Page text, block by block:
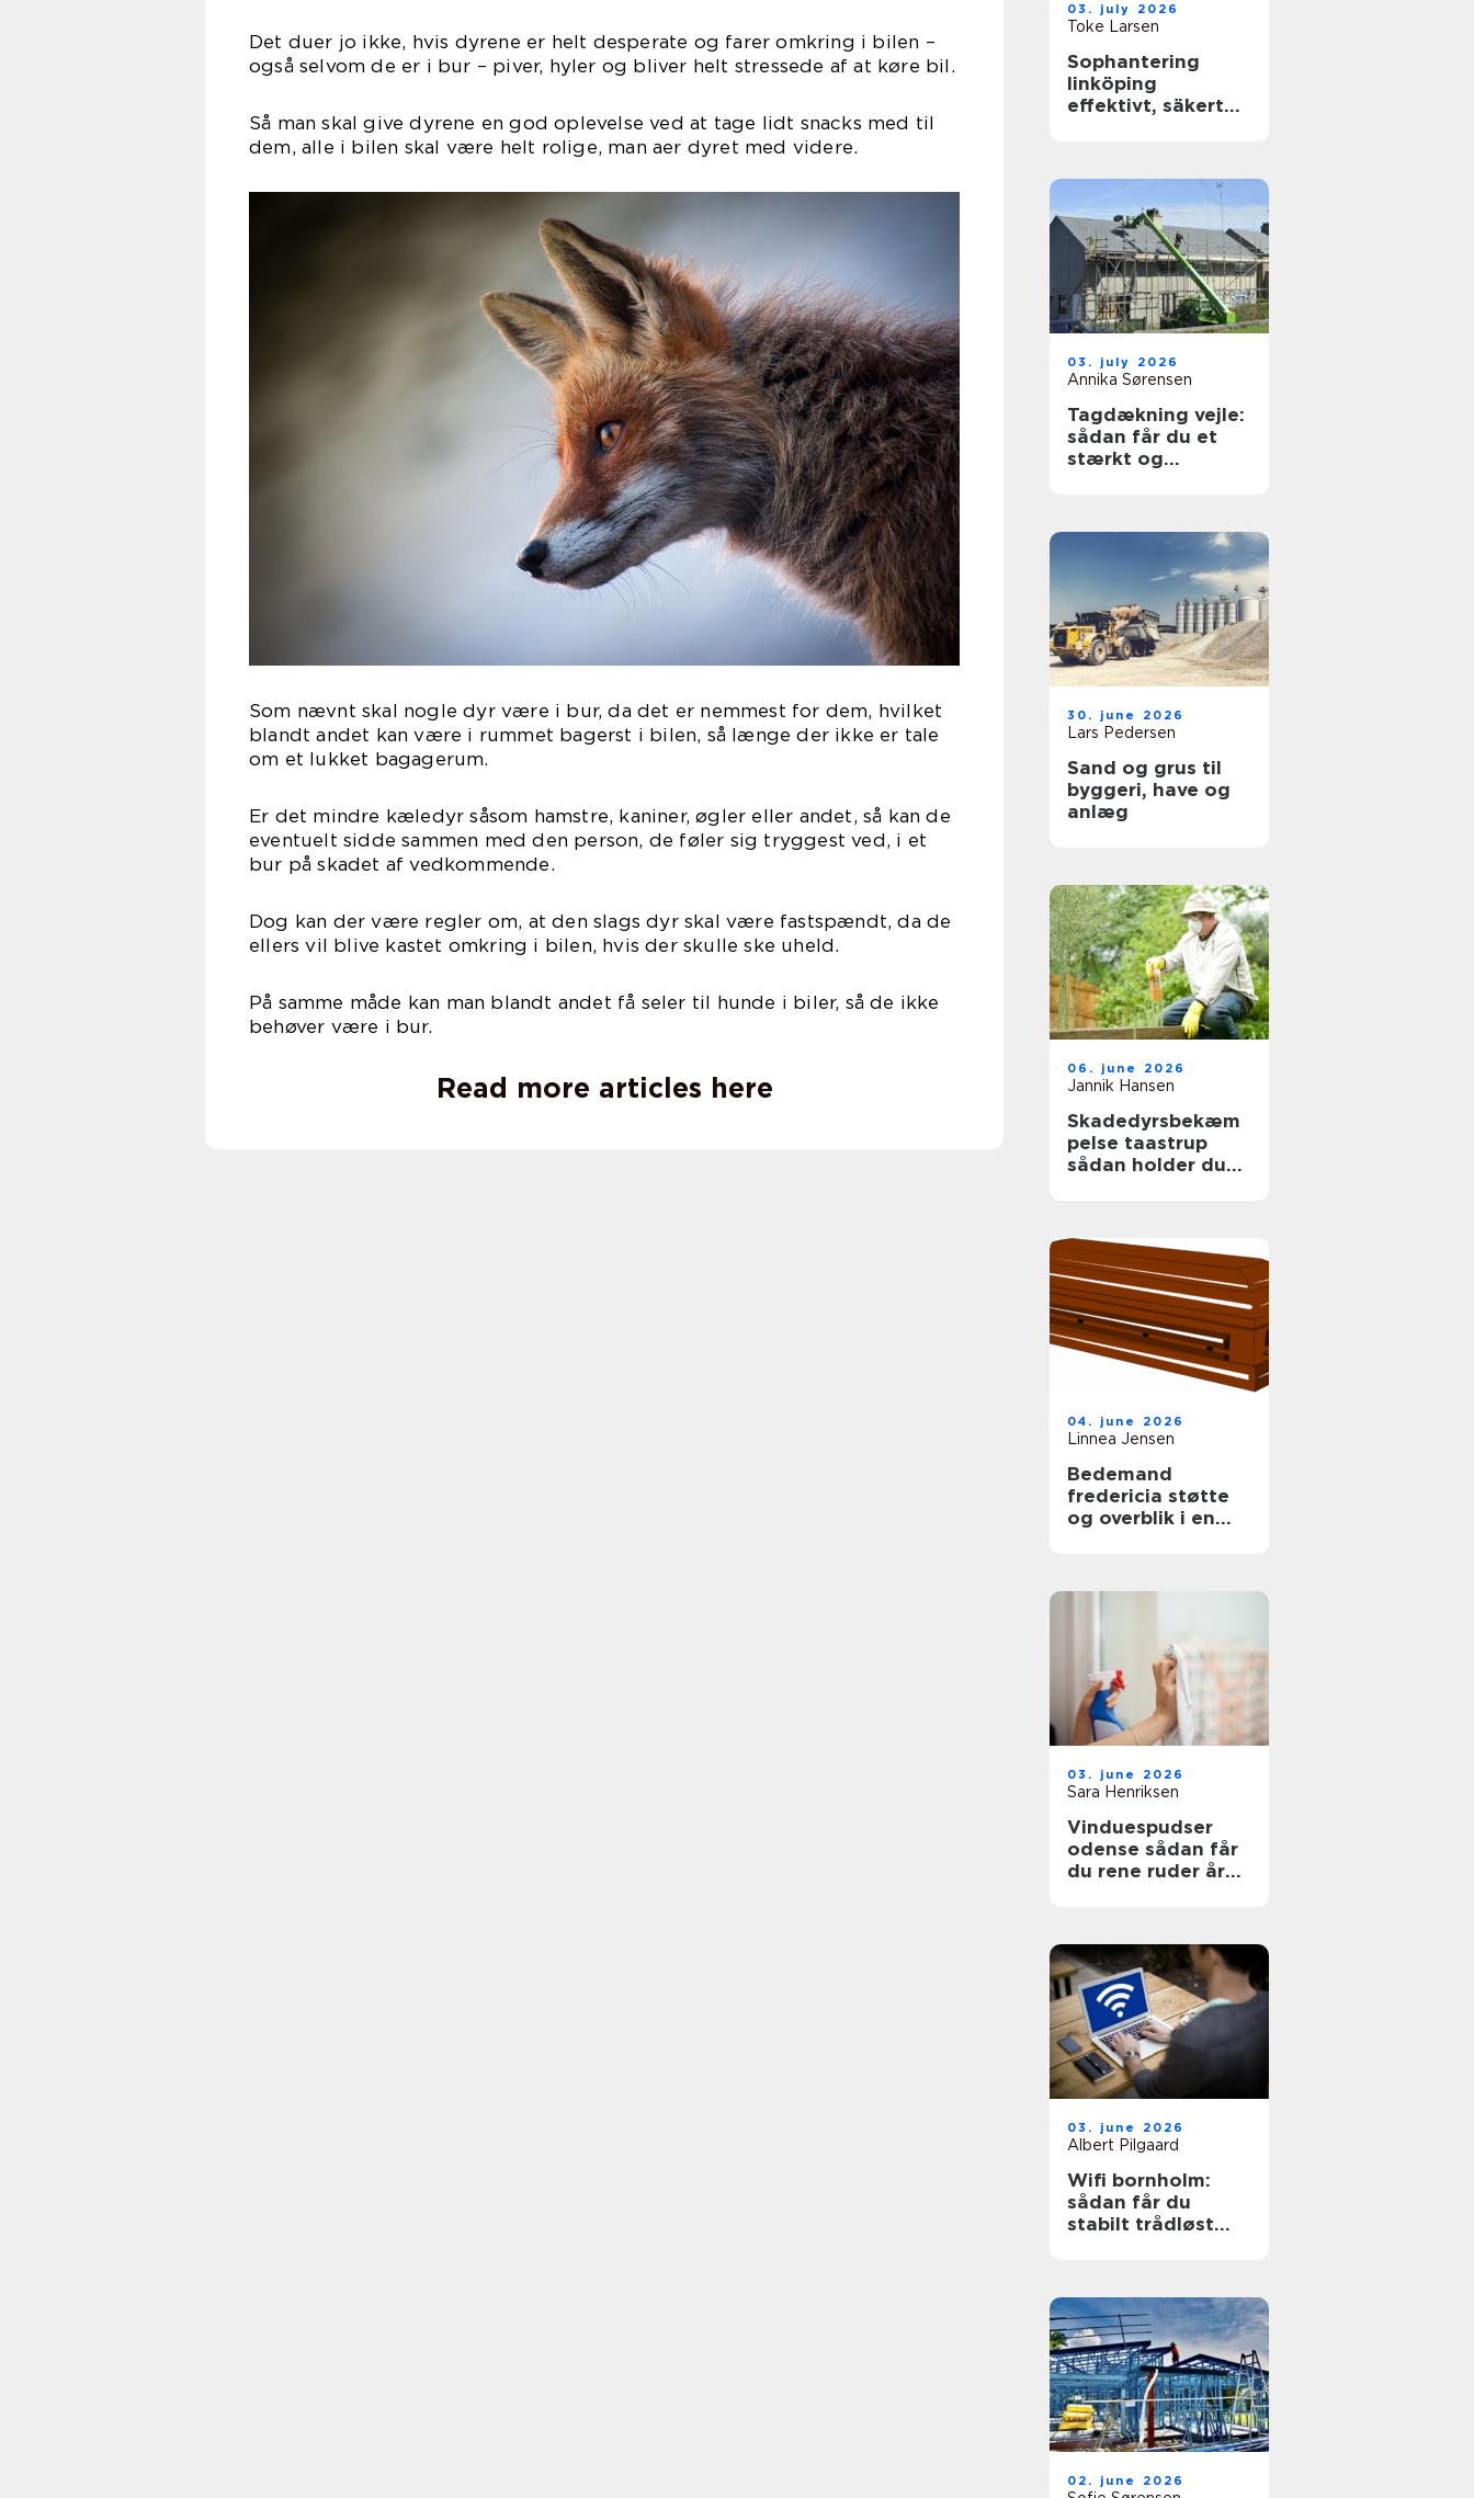
Det duer jo ikke, hvis dyrene er helt desperate og farer omkring i bilen –
også selvom de er i bur – piver, hyler og bliver helt stressede af at køre bil.
Så man skal give dyrene en god oplevelse ved at tage lidt snacks med til
dem, alle i bilen skal være helt rolige, man aer dyret med videre.
Som nævnt skal nogle dyr være i bur, da det er nemmest for dem, hvilket
blandt andet kan være i rummet bagerst i bilen, så længe der ikke er tale
om et lukket bagagerum.
Er det mindre kæledyr såsom hamstre, kaniner, øgler eller andet, så kan de
eventuelt sidde sammen med den person, de føler sig tryggest ved, i et
bur på skadet af vedkommende.
Dog kan der være regler om, at den slags dyr skal være fastspændt, da de
ellers vil blive kastet omkring i bilen, hvis der skulle ske uheld.
På samme måde kan man blandt andet få seler til hunde i biler, så de ikke
behøver være i bur.
Read more articles here
03. july 2026
Toke Larsen
Sophantering
linköping
effektivt, säkert
03. july 2026
Annika Sørensen
Tagdækning vejle:
sådan får du et
stærkt og
30. june 2026
Lars Pedersen
Sand og grus til
byggeri, have og
anlæg
06. june 2026
Jannik Hansen
Skadedyrsbekæm
pelse taastrup
sådan holder du
04. june 2026
Linnea Jensen
Bedemand
fredericia støtte
og overblik i en
03. june 2026
Sara Henriksen
Vinduespudser
odense sådan får
du rene ruder året
03. june 2026
Albert Pilgaard
Wifi bornholm:
sådan får du
stabilt trådløst
02. june 2026